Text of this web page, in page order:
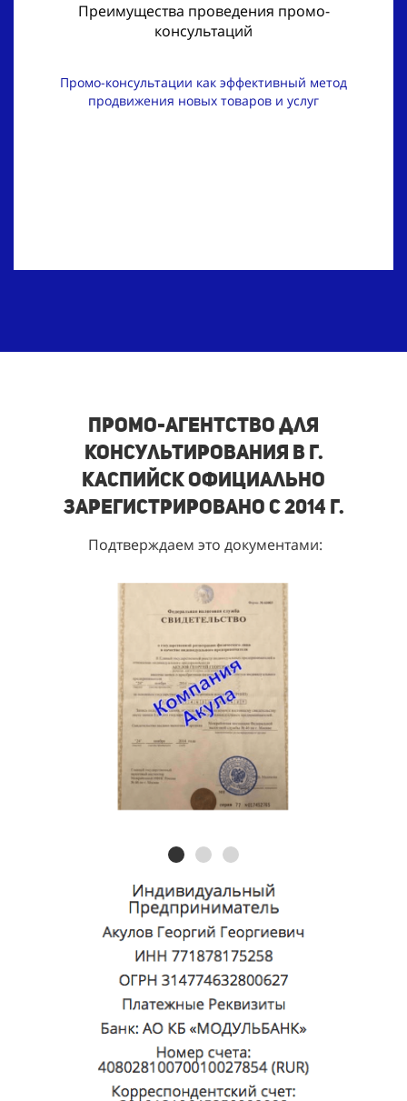
Преимущества проведения промо-
консультаций
Промо-консультации как эффективный метод
продвижения новых товаров и услуг
Промо-агентство для
консультирования в г.
КаспийскОфициально
зарегистрировано с 2014 г.
Подтверждаем это документами: